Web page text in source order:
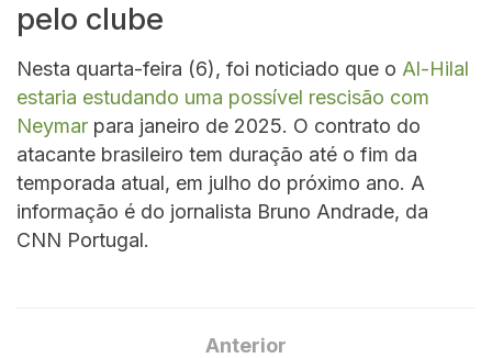
pelo clube
Nesta quarta-feira (6), foi noticiado que o Al-Hilal
estaria estudando uma possível rescisão com
Neymar para janeiro de 2025. O contrato do
atacante brasileiro tem duração até o fim da
temporada atual, em julho do próximo ano. A
informação é do jornalista Bruno Andrade, da
CNN Portugal.
Anterior